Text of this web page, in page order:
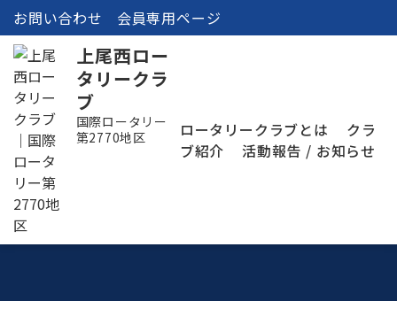
お問い合わせ 会員専用ページ
上尾西ロー
タリークラ
ブ
国際ロータリー
第2770地区
ロータリークラブとは
クラ
ブ紹介
活動報告 / お知らせ
活動報告 / お知らせ